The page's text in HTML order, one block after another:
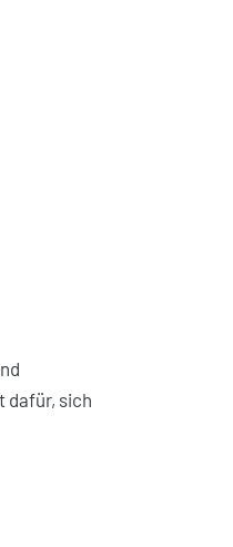
dafür, sich